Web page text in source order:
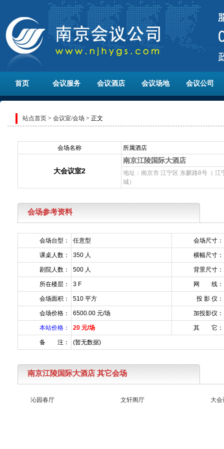
首页 会议服务 会议酒店 会议场地 会议公司
站点首页 > 会议室/会场 > 正文
会场名称 所属酒店
大会议室2
南京江陵国际大酒店
地址：南京市 江宁区 东麒路8号（
城）
会场参考资料
会场台型： 任意型 会场尺寸：
课桌人数： 350 人 横幅尺寸：
剧院人数： 500 人 背景尺寸：
所在楼层： 3 F 网 线：
会场面积： 510 平方 投 影 仪：
会场价格： 6500.00 元/场 加投影仪：
本站价格： 20 元/场 其 它：
备 注： (暂无数据)
南京江陵国际大酒店 其它会场
沁园春厅 文轩阁厅 大